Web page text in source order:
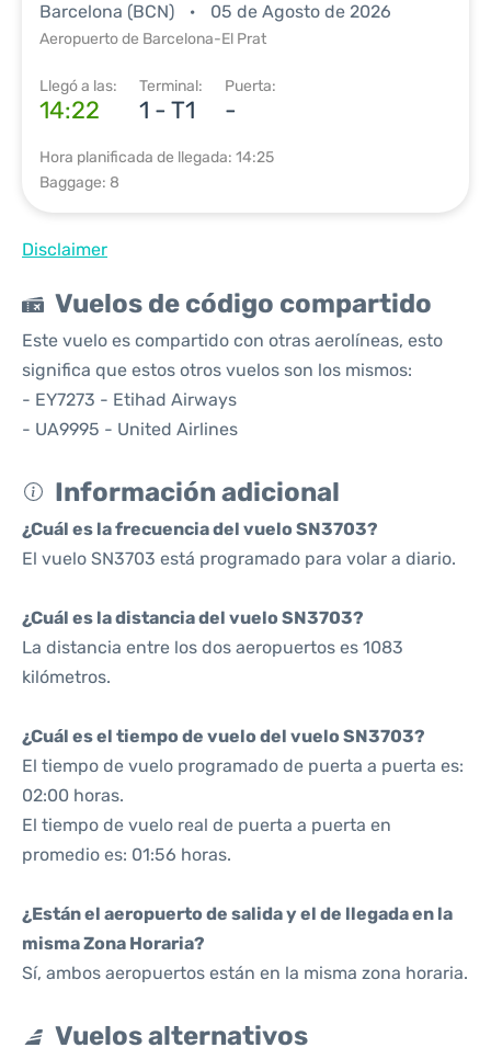
Barcelona (BCN) 05 de Agosto de 2026
Aeropuerto de Barcelona-El Prat
Llegó a las:
14:22
Terminal:
1 - T1
Puerta:
-
Hora planificada de llegada: 14:25
Baggage: 8
Disclaimer
Vuelos de código compartido
Este vuelo es compartido con otras aerolíneas, esto
significa que estos otros vuelos son los mismos:
- EY7273 - Etihad Airways
- UA9995 - United Airlines
Información adicional
¿Cuál es la frecuencia del vuelo SN3703?
El vuelo SN3703 está programado para volar a diario.
¿Cuál es la distancia del vuelo SN3703?
La distancia entre los dos aeropuertos es 1083
kilómetros.
¿Cuál es el tiempo de vuelo del vuelo SN3703?
El tiempo de vuelo programado de puerta a puerta es:
02:00 horas.
El tiempo de vuelo real de puerta a puerta en
promedio es: 01:56 horas.
¿Están el aeropuerto de salida y el de llegada en la
misma Zona Horaria?
Sí, ambos aeropuertos están en la misma zona horaria.
Vuelos alternativos